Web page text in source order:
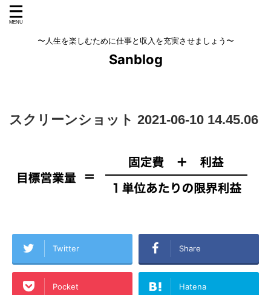
〜人生を楽しむために仕事と収入を充実させましょう〜
Sanblog
スクリーンショット 2021-06-10 14.45.06
Twitter Share
Pocket Hatena